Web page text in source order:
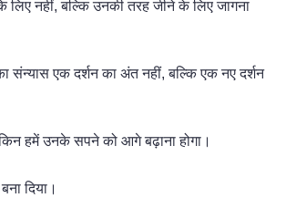
नहीं, बल्कि उनकी तरह जीने के लिए जागना
संन्यास एक दर्शन का अंत नहीं, बल्कि एक नए दर्शन
हमें उनके सपने को आगे बढ़ाना होगा।
दिया।